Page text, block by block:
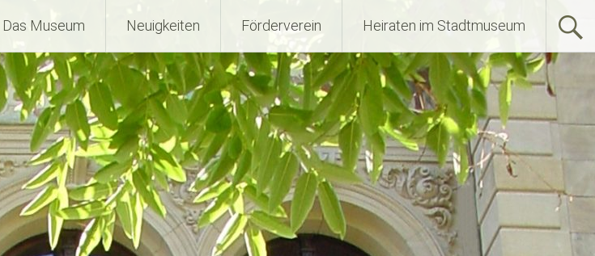
Das Museum Neuigkeiten Förderverein Heiraten im Stadtmuseum